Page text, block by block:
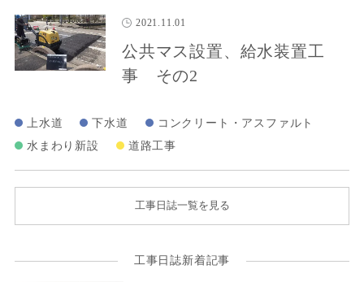
2021.11.01
公共マス設置、給水装置工
事 その2
上水道 下水道
コンクリート・アスファルト
水まわり新設
道路工事
工事日誌一覧を見る
工事日誌新着記事